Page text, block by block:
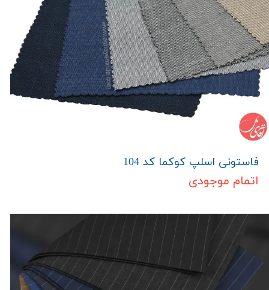
فاستونی اسلپ کوکما کد 104
اتمام موجودی